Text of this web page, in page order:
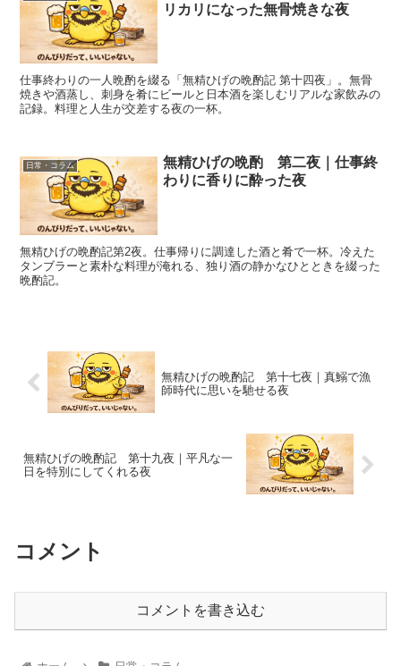
リカリになった無骨焼きな夜
仕事終わりの一人晩酌を綴る「無精ひげの晩酌記 第十四夜」。無骨
焼きや酒蒸し、刺身を肴にビールと日本酒を楽しむリアルな家飲みの
記録。料理と人生が交差する夜の一杯。
日常・コラム
無精ひげの晩酌 第二夜｜仕事終
わりに香りに酔った夜
無精ひげの晩酌記第2夜。仕事帰りに調達した酒と肴で一杯。冷えた
タンブラーと素朴な料理が淹れる、独り酒の静かなひとときを綴った
晩酌記。
無精ひげの晩酌記 第十七夜｜真鰯で漁
師時代に思いを馳せる夜
無精ひげの晩酌記 第十九夜｜平凡な一
日を特別にしてくれる夜
コメント
コメントを書き込む